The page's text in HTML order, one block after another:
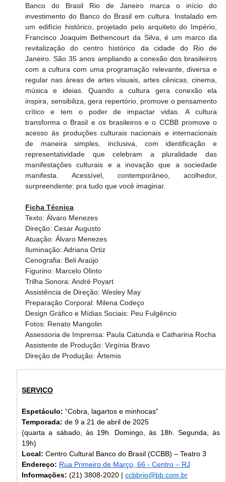
Banco do Brasil Rio de Janeiro marca o início do
investimento do Banco do Brasil em cultura. Instalado em
um edifício histórico, projetado pelo arquiteto do Império,
Francisco Joaquim Bethencourt da Silva, é um marco da
revitalização do centro histórico da cidade do Rio de
Janeiro. São 35 anos ampliando a conexão dos brasileiros
com a cultura com uma programação relevante, diversa e
regular nas áreas de artes visuais, artes cênicas, cinema,
música e ideias. Quando a cultura gera conexão ela
inspira, sensibiliza, gera repertório, promove o pensamento
crítico e tem o poder de impactar vidas. A cultura
transforma o Brasil e os brasileiros e o CCBB promove o
acesso às produções culturais nacionais e internacionais
de maneira simples, inclusiva, com identificação e
representatividade que celebram a pluralidade das
manifestações culturais e a inovação que a sociedade
manifesta. Acessível, contemporâneo, acolhedor,
surpreendente: pra tudo que você imaginar.
Ficha Técnica
Texto: Álvaro Menezes
Direção: Cesar Augusto
Atuação: Álvaro Menezes
Iluminação: Adriana Ortiz
Cenografia: Beli Araújo
Figurino: Marcelo Olinto
Trilha Sonora: André Poyart
Assistência de Direção: Wesley May
Preparação Corporal: Milena Codeço
Design Gráfico e Mídias Sociais: Peu Fulgêncio
Fotos: Renato Mangolin
Assessoria de Imprensa: Paula Catunda e Catharina Rocha
Assistente de Produção: Virgínia Bravo
Direção de Produção: Ártemis
SERVIÇO
Espetáculo: “Cobra, lagartos e minhocas”
Temporada: de 9 a 21 de abril de 2025
(quarta a sábado, às 19h. Domingo, às 18h. Segunda, às
19h)
Local: Centro Cultural Banco do Brasil (CCBB) – Teatro 3
Endereço: Rua Primeiro de Março, 66 - Centro – RJ
Informações: (21) 3808-2020 | ccbbrio@bb.com.br